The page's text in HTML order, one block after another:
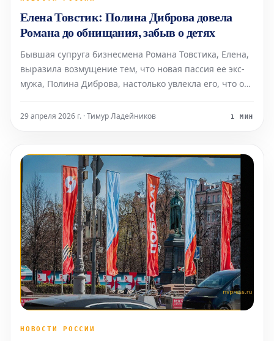
Елена Товстик: Полина Диброва довела
Романа до обнищания, забыв о детях
Бывшая супруга бизнесмена Романа Товстика, Елена,
выразила возмущение тем, что новая пассия ее экс-
мужа, Полина Диброва, настолько увлекла его, что он
детей и практически забыл об их существовании.
29 апреля 2026 г. · Тимур Ладейников 1 МИН
НОВОСТИ РОССИИ